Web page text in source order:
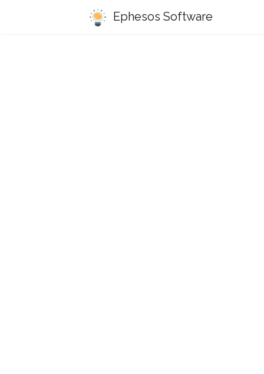
Ephesos Software